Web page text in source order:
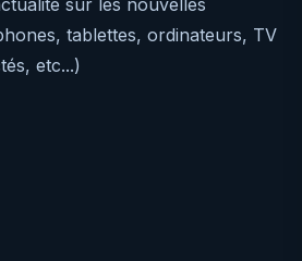
tablettes, ordinateurs, TV
etc...)